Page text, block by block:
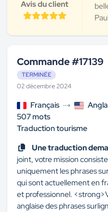
Avis du client
Commande #17139
TERMINÉE
02 décembre 2024
Français
507 mots
Traduction tourisme
Une traduction
joint, votre mission
uniquement les phrases
qui sont actuellement en
et professionnel.
anglaise des phrases